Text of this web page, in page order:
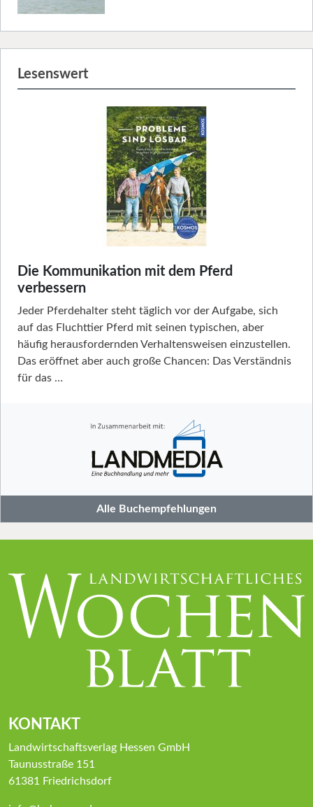
Lesenswert
Die Kommunikation mit dem Pferd
verbessern
Jeder Pferdehalter steht täglich vor der Aufgabe, sich
auf das Fluchttier Pferd mit seinen typischen, aber
häufig herausfordernden Verhaltensweisen einzustellen.
Das eröffnet aber auch große Chancen: Das Verständnis
für das …
Alle Buchempfehlungen
KONTAKT
Landwirtschaftsverlag Hessen GmbH
Taunusstraße 151
61381 Friedrichsdorf